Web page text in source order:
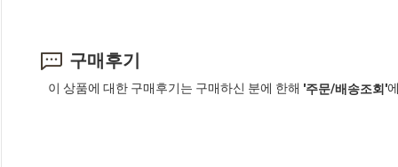
구매후기
이 상품에 대한 구매후기는 구매하신 분에 한해 '주문/배송조회'